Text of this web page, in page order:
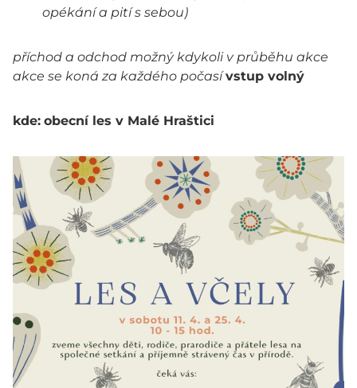
opékání a pití s sebou)
příchod a odchod možný kdykoli v průběhu akce
akce se koná za každého počasí vstup volný
kde: obecní les v Malé Hraštici